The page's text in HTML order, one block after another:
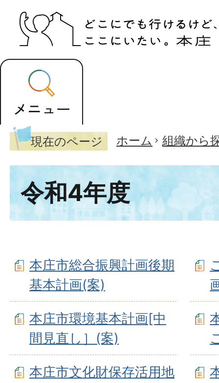
現在のページ ホーム 組織から
令和4年度
本庄市総合振興計画後期
基本計画(案)
本庄市環境基本計画[中
間見直し］(案)
本庄市文化財保存活用地